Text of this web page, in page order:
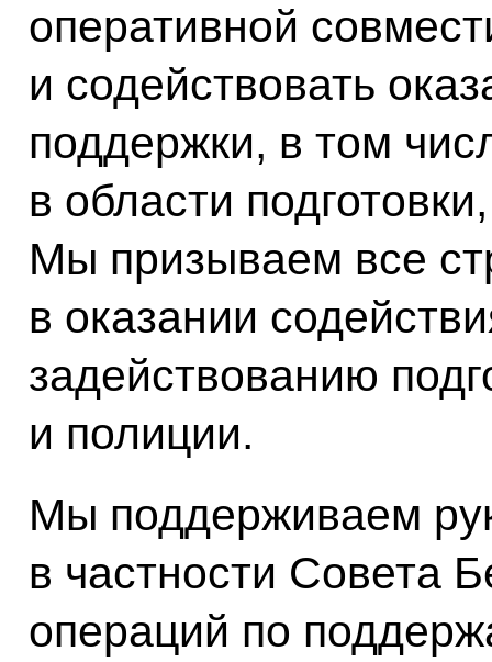
оперативной
и содействовать
поддержки, в том
в области
Мы призываем все
в оказании
задействованию
и полиции.
Мы поддерживаем
в частности Совета
операций по